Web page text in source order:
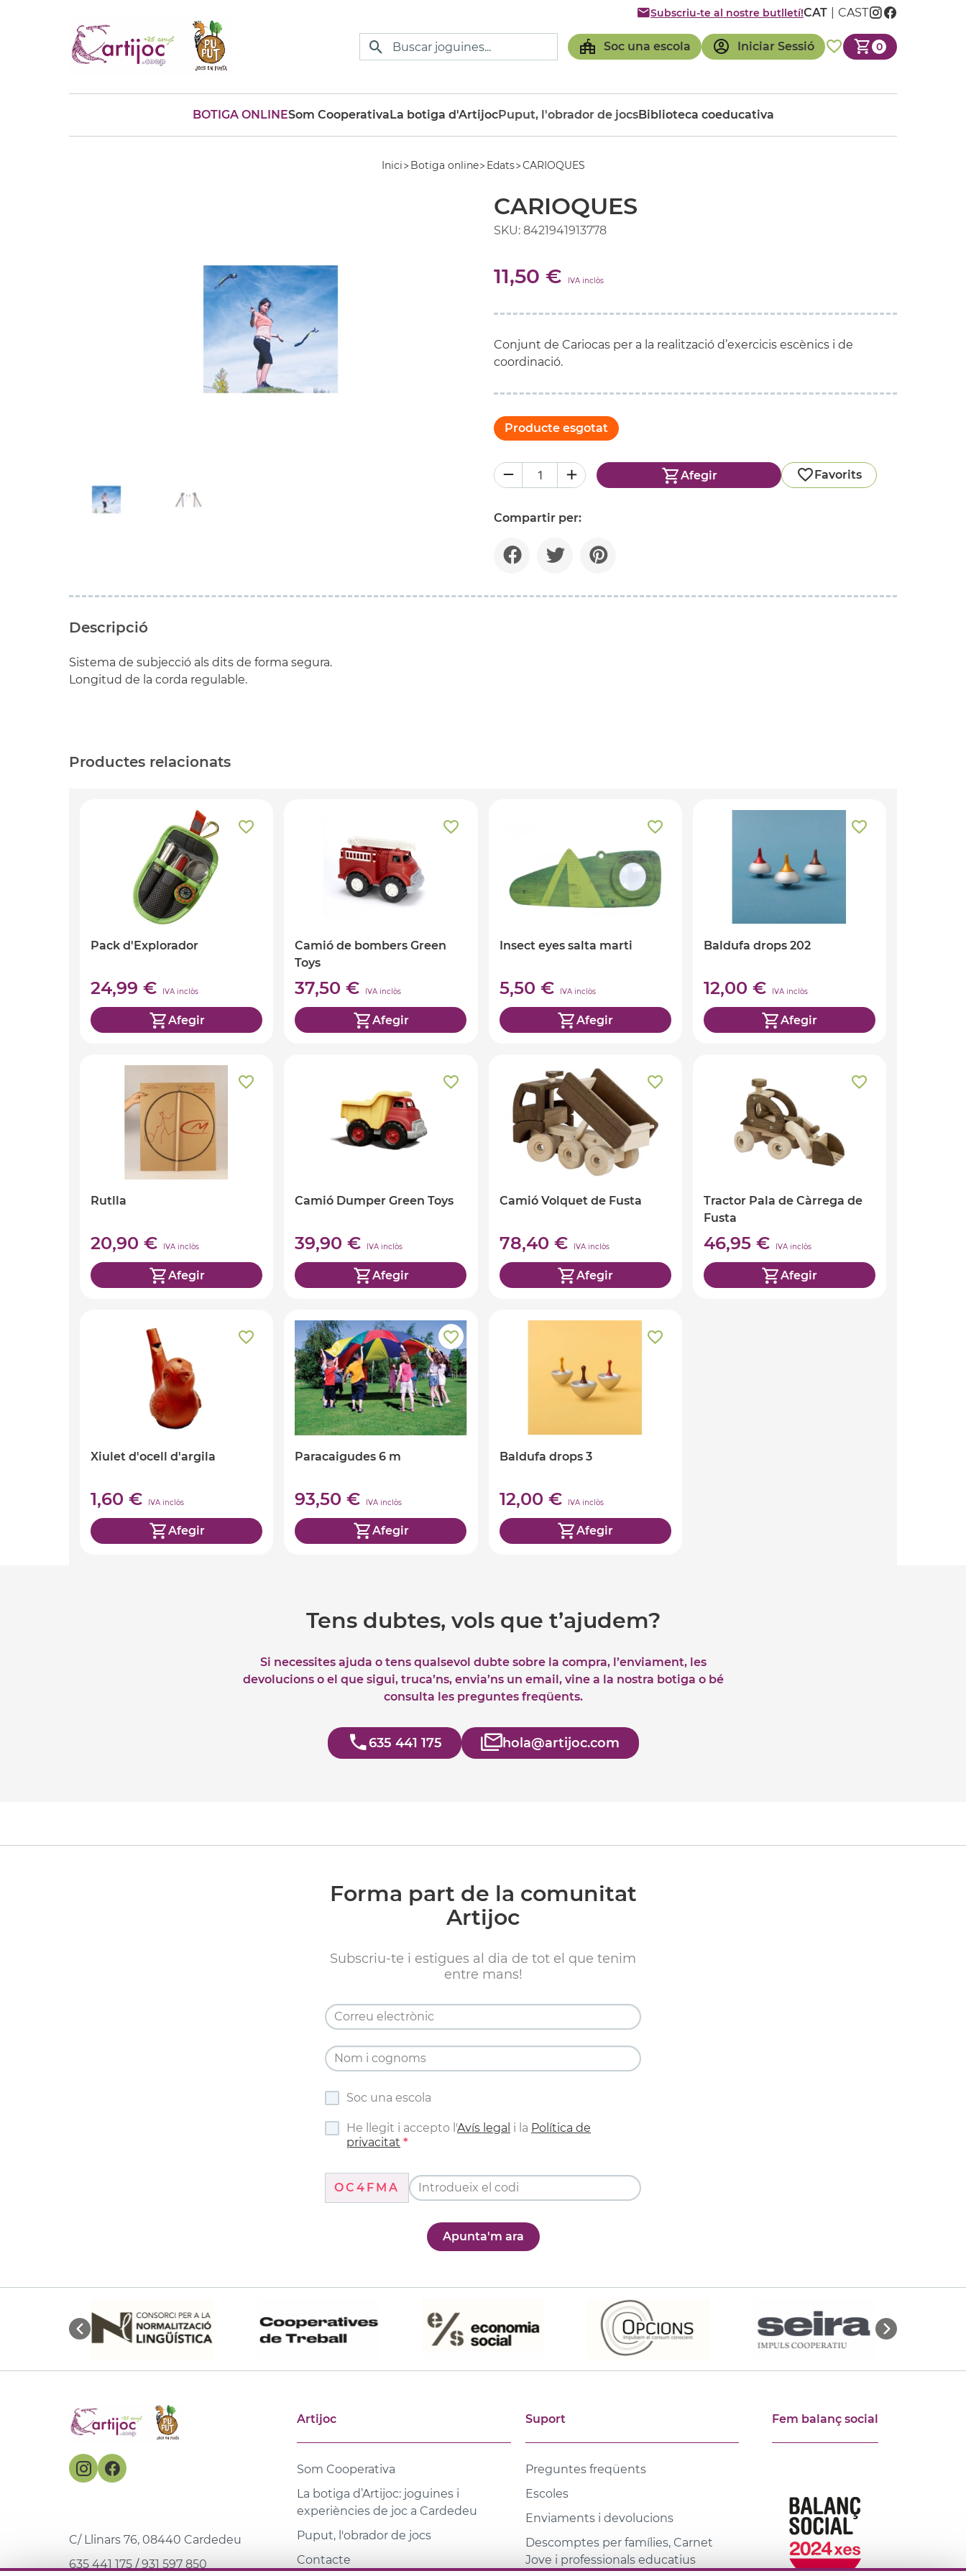
Soc una escola Iniciar Sessió 0
Subscriu-te al nostre butlletí!CAT CAST
BOTIGA ONLINESom CooperativaLa botiga d'ArtijocPuput, l'obrador de jocsBiblioteca coeducativa
Inici Botiga online Edats CARIOQUES
CARIOQUES
SKU: 8421941913778
11,50 € IVA inclòs
Conjunt de Cariocas per a la realització d’exercicis escènics i de
coordinació.
Producte esgotat
Afegir Favorits
Compartir per:
Descripció
Sistema de subjecció als dits de forma segura.
Longitud de la corda regulable.
Productes relacionats
Pack d'Explorador
24,99 € IVA inclòs
Afegir
Camió de bombers Green
Toys
37,50 € IVA inclòs
Afegir
Insect eyes salta marti
5,50 € IVA inclòs
Afegir
Baldufa drops 202
12,00 € IVA inclòs
Afegir
Rutlla
20,90 € IVA inclòs
Afegir
Camió Dumper Green Toys
39,90 € IVA inclòs
Afegir
Camió Volquet de Fusta
78,40 € IVA inclòs
Afegir
Tractor Pala de Càrrega de
Fusta
46,95 € IVA inclòs
Afegir
Xiulet d'ocell d'argila
1,60 € IVA inclòs
Afegir
Paracaigudes 6 m
93,50 € IVA inclòs
Afegir
Baldufa drops 3
12,00 € IVA inclòs
Afegir
Tens dubtes, vols que t’ajudem?
Si necessites ajuda o tens qualsevol dubte sobre la compra, l’enviament, les
devolucions o el que sigui, truca’ns, envia’ns un email, vine a la nostra botiga o bé
consulta les preguntes freqüents.
635 441 175 hola@artijoc.com
Forma part de la comunitat
Artijoc
Subscriu-te i estigues al dia de tot el que tenim
entre mans!
Soc una escola
He llegit i accepto l'Avís legal i la Política de
privacitat
OC4FMA
Apunta'm ara
C/ Llinars 76, 08440 Cardedeu
635 441 175 /931 597 850
Artijoc
Som Cooperativa
La botiga d’Artijoc: joguines i
experiències de joc a Cardedeu
Puput, l'obrador de jocs
Contacte
Suport
Preguntes freqüents
Escoles
Enviaments i devolucions
Descomptes per famílies, Carnet
Jove i professionals educatius
Fem balanç social